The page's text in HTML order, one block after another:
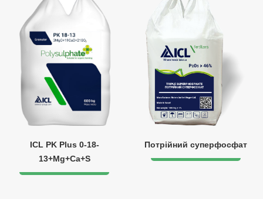
ICL PK Plus 0-18-
13+Mg+Ca+S
Потрійний суперфосфат